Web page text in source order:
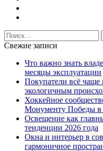
Свежие записи
Что важно знать
месяцы эксплуатации
Покупатели всё
экологичным
Хоккейное
Монументу Победы
Освещение как
тенденции 2026 года
Окна и интерьер в
гармоничное